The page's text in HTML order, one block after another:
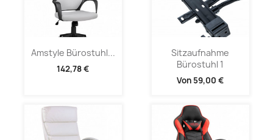
Amstyle Bürostuhl...
142,78 €
Sitzaufnahme
Bürostuhl 1
Von 59,00 €